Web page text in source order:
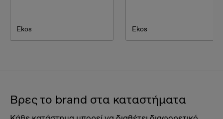
Ekos Ekos
Βρες το brand στα καταστήματα